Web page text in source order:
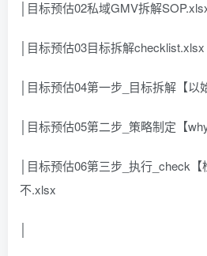
│目标预估02私域GMV拆解
│目标预估03目标拆解checklist.xlsx
│目标预估04第一步_目标拆解【以
│目标预估05第二步_策略制定【
│目标预估06第三步_执行_check【
不.xlsx